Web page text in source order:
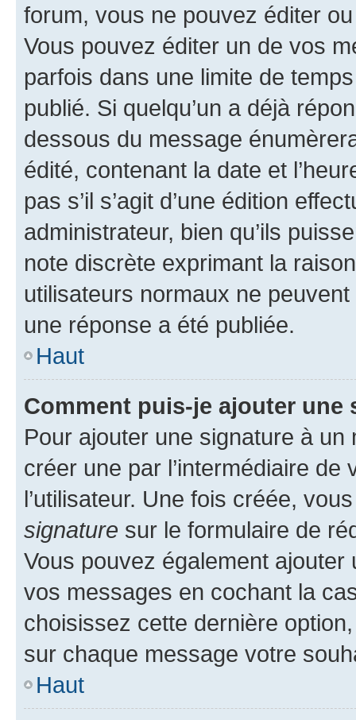
forum, vous ne pouvez éditer
Vous pouvez éditer un de vos
parfois dans une limite de
publié. Si quelqu’un a déjà
dessous du message
édité, contenant la date et
pas s’il s’agit d’une édition
administrateur, bien qu’ils
note discrète exprimant la
utilisateurs normaux ne
une réponse a été publiée.
Haut
Comment puis-je ajouter une
Pour ajouter une signature à un
créer une par l’intermédiaire
l’utilisateur. Une fois créée,
signature sur le formulaire de
Vous pouvez également
vos messages en cochant la
choisissez cette dernière
sur chaque message votre
Haut